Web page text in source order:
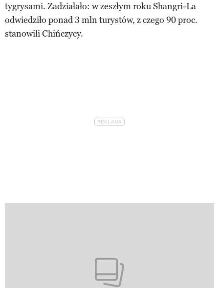
tygrysami. Zadziałało: w zeszłym roku Shangri-La
odwiedziło ponad 3 mln turystów, z czego 90 proc.
stanowili Chińczycy.